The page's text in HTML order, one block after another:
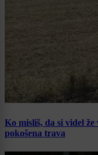
Ko misliš, da si videl
pokošena trava